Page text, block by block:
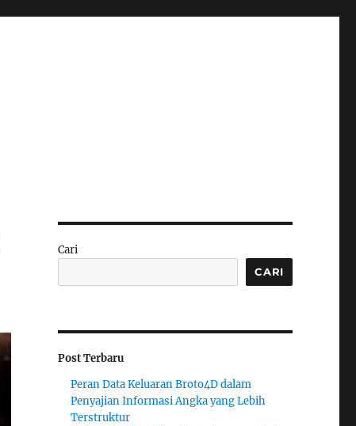
Cari
CARI
Post Terbaru
Peran Data Keluaran Broto4D dalam
Penyajian Informasi Angka yang Lebih
Terstruktur